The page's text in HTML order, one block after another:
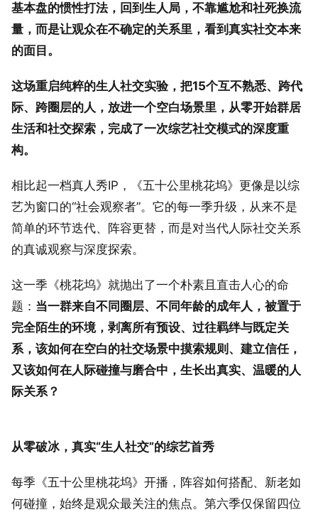
基本盘的惯性打法，回到生人局，不靠尴尬和社死换流
量，而是让观众在不确定的关系里，看到真实社交本来
的面目。
这场重启纯粹的生人社交实验，把15个互不熟悉、跨代
际、跨圈层的人，放进一个空白场景里，从零开始群居
生活和社交探索，完成了一次综艺社交模式的深度重
构。
相比起一档真人秀IP，《五十公里桃花坞》更像是以综
艺为窗口的“社会观察者”。它的每一季升级，从来不是
简单的环节迭代、阵容更替，而是对当代人际社交关系
的真诚观察与深度探索。
这一季《桃花坞》就抛出了一个朴素且直击人心的命
题： 当一群来自不同圈层、不同年龄的成年人，被置于
完全陌生的环境，剥离所有预设、过往羁绊与既定关
系，该如何在空白的社交场景中摸索规则、建立信任，
又该如何在人际碰撞与磨合中，生长出真实、温暖的人
际关系？
从零破冰，真实“生人社交”的综艺首秀
每季《五十公里桃花坞》开播，阵容如何搭配、新老如
何碰撞，始终是观众最关注的焦点。第六季仅保留四位